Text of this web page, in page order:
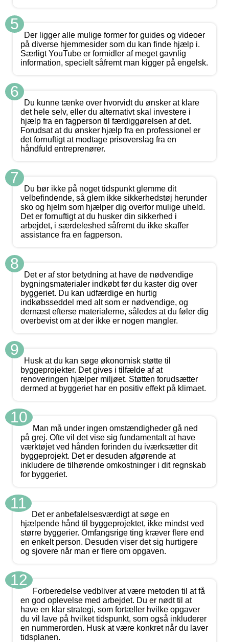
5
Der ligger alle mulige former for guides og videoer
på diverse hjemmesider som du kan finde hjælp i.
Særligt YouTube er formidler af meget gavnlig
information, specielt såfremt man kigger på engelsk.
6
Du kunne tænke over hvorvidt du ønsker at klare
det hele selv, eller du alternativt skal investere i
hjælp fra en fagperson til færdiggørelsen af det.
Forudsat at du ønsker hjælp fra en professionel er
det fornuftigt at modtage prisoverslag fra en
håndfuld entreprenører.
7
Du bør ikke på noget tidspunkt glemme dit
velbefindende, så glem ikke sikkerhedstøj herunder
sko og hjelm som hjælper dig overfor mulige uheld.
Det er fornuftigt at du husker din sikkerhed i
arbejdet, i særdeleshed såfremt du ikke skaffer
assistance fra en fagperson.
8
Det er af stor betydning at have de nødvendige
bygningsmaterialer indkøbt før du kaster dig over
byggeriet. Du kan udfærdige en hurtig
indkøbsseddel med alt som er nødvendige, og
dernæst efterse materialerne, således at du føler dig
overbevist om at der ikke er nogen mangler.
9
Husk at du kan søge økonomisk støtte til
byggeprojekter. Det gives i tilfælde af at
renoveringen hjælper miljøet. Støtten forudsætter
dermed at byggeriet har en positiv effekt på klimaet.
10
Man må under ingen omstændigheder gå ned
på grej. Ofte vil det vise sig fundamentalt at have
værktøjet ved hånden forinden du iværksætter dit
byggeprojekt. Det er desuden afgørende at
inkludere de tilhørende omkostninger i dit regnskab
for byggeriet.
11
Det er anbefalelsesværdigt at søge en
hjælpende hånd til byggeprojektet, ikke mindst ved
større byggerier. Omfangsrige ting kræver flere end
en enkelt person. Desuden viser det sig hurtigere
og sjovere når man er flere om opgaven.
12
Forberedelse vedbliver at være metoden til at få
en god oplevelse med arbejdet. Du er nødt til at
have en klar strategi, som fortæller hvilke opgaver
du vil lave på hvilket tidspunkt, som også inkluderer
en nummerorden. Husk at være konkret når du laver
tidsplanen.